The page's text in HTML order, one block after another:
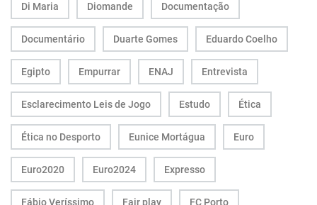
Di Maria Diomande Documentação
Documentário Duarte Gomes Eduardo Coelho
Egipto Empurrar ENAJ Entrevista
Esclarecimento Leis de Jogo Estudo Ética
Ética no Desporto Eunice Mortágua Euro
Euro2020 Euro2024 Expresso
Fábio Veríssimo Fair play FC Porto